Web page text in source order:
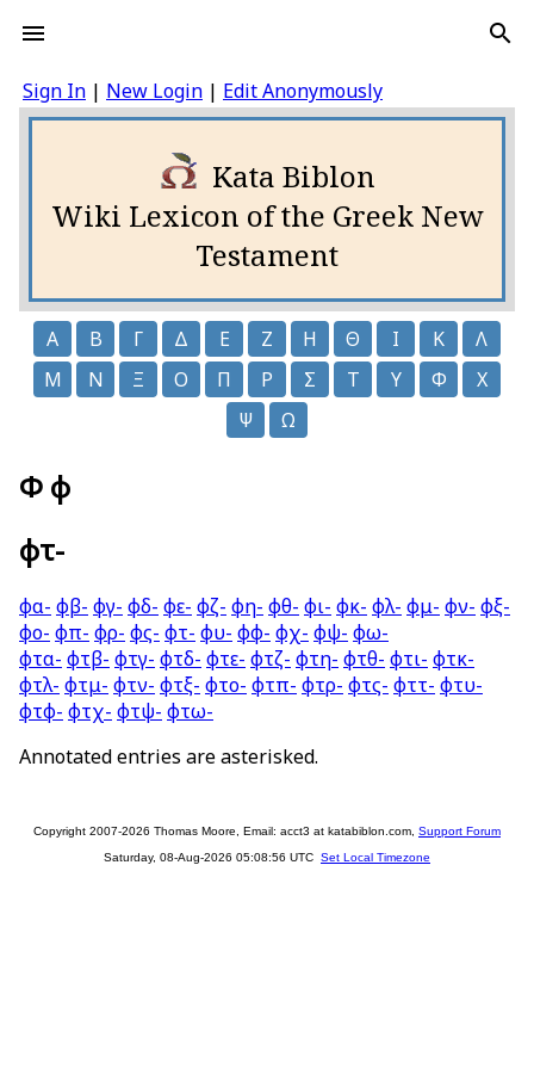
Sign In | New Login | Edit Anonymously
Kata Biblon
Wiki Lexicon of the Greek New
Testament
Α Β Γ Δ Ε Ζ Η Θ Ι Κ
Λ
Μ
Ν Ξ Ο Π Ρ Σ Τ Υ Φ
Χ
Ψ
Ω
Φ φ
φτ-
φα- φβ- φγ- φδ- φε- φζ- φη- φθ- φι- φκ- φλ- φμ- φν- φξ-
φο- φπ- φρ- φς- φτ- φυ- φφ- φχ- φψ- φω-
φτα- φτβ- φτγ- φτδ- φτε- φτζ- φτη- φτθ- φτι- φτκ-
φτλ- φτμ- φτν- φτξ- φτο- φτπ- φτρ- φτς- φττ- φτυ-
φτφ- φτχ- φτψ- φτω-
Annotated entries are asterisked.
Copyright 2007-2026 Thomas Moore, Email: acct3 at katabiblon.com, Support Forum
Saturday, 08-Aug-2026 05:08:56 UTC Set Local Timezone